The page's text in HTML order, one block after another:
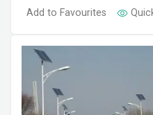
Add to Favourites